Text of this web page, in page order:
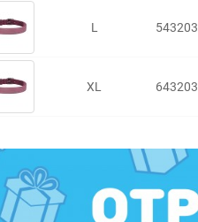
L 543203
XL 643203